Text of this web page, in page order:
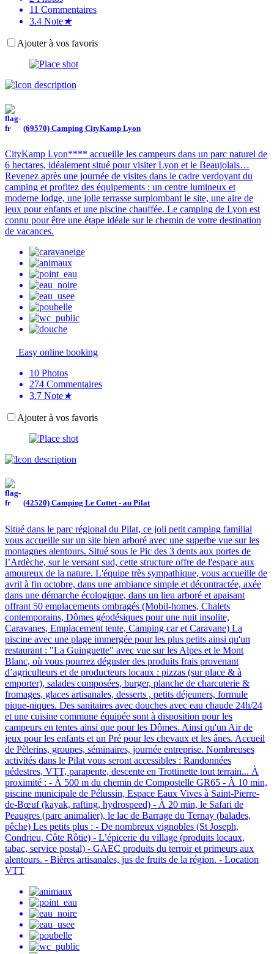
11 Commentaires
3.4 Note★
Ajouter à vos favoris
(69570) Camping CityKamp Lyon
CityKamp Lyon**** accueille les campeurs dans un parc naturel de
6 hectares, idéalement situé pour visiter Lyon et le Beaujolais…
Revenez après une journée de visites dans le cadre verdoyant du
camping et profitez des équipements : un centre lumineux et
moderne lodge, une jolie terrasse surplombant le site, une aire de
jeux pour enfants et une piscine chauffée. Le camping de Lyon est
connu pour être une étape idéale sur le chemin de votre destination
de vacances.
Easy online booking
10 Photos
274 Commentaires
3.7 Note★
Ajouter à vos favoris
(42520) Camping Le Cottet - au Pilat
Situé dans le parc régional du Pilat, ce joli petit camping familial
vous accueille sur un site bien arboré avec une superbe vue sur les
montagnes alentours. Situé sous le Pic des 3 dents aux portes de
l’Ardèche, sur le versant sud, cette structure offre de l'espace aux
amoureux de la nature. L'équipe très sympathique, vous accueille de
avril à fin octobre, dans une ambiance simple et décontractée, axée
dans une démarche écologique, dans un lieu arboré et apaisant
offrant 50 emplacements ombragés (Mobil-homes, Chalets
contemporains, Dômes géodésiques pour une nuit insolite,
Caravanes, Emplacement tente, Camping car et Caravane) La
piscine avec une plage immergée pour les plus petits ainsi qu'un
restaurant : "La Guinguette" avec vue sur les Alpes et le Mont
Blanc, où vous pourrez déguster des produits frais provenant
d’agriculteurs et de producteurs locaux : pizzas (sur place & à
emporter), salades composées, burger, planche de charcuterie &
fromages, glaces artisanales, desserts , petits déjeuners, formule
pique-niques. Des sanitaires avec douches avec eau chaude 24h/24
et une cuisine commune équipée sont à disposition pour les
campeurs en tentes ainsi que pour les Dômes. Ainsi qu'un Air de
jeux pour les enfants et un Pré pour les chevaux et les ânes. Accueil
de Pèlerins, groupes, séminaires, journée entreprise. Nombreuses
activités dans le Pilat vous seront accessibles : Randonnées
pédestres, VTT, parapente, descente en Trottinette tout terrain... À
proximité : - À 500 m du chemin de Compostelle GR65 - À 10 min,
piscine municipale de Pélussin, Espace Eaux Vives à Saint-Pierre-
de-Bœuf (kayak, rafting, hydrospeed) - À 20 min, le Safari de
Peaugres (parc animalier), le lac de Barrage du Ternay (balades,
pêche) Les petits plus : - De nombreux vignobles (St Joseph,
Condrieu, Côte Rôtie) - L’épicerie du village (produits locaux,
tabac, service postal) - GAEC produits du terroir et primeurs aux
alentours. - Bières artisanales, jus de fruits de la région. - Location
VTT